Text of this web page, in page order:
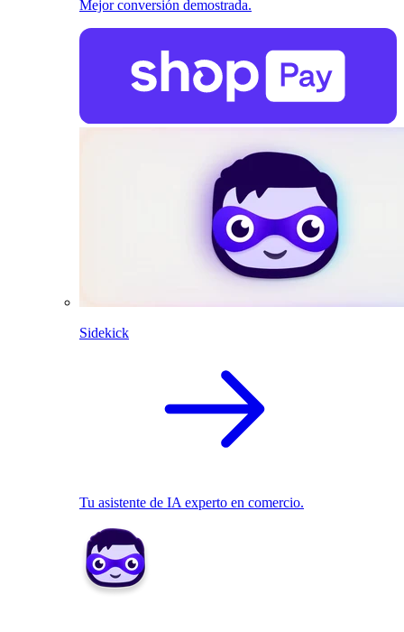
Mejor conversión demostrada.
Sidekick
Tu asistente de IA experto en comercio.